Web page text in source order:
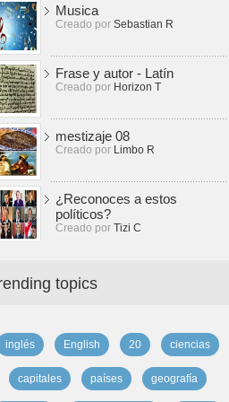
Musica
Creado por Sebastian R
Frase y autor - Latín
Creado por Horizon T
mestizaje 08
Creado por Limbo R
¿Reconoces a estos
políticos?
Creado por Tizi C
topics
inglés English 20 ciencias
capitales países geografía